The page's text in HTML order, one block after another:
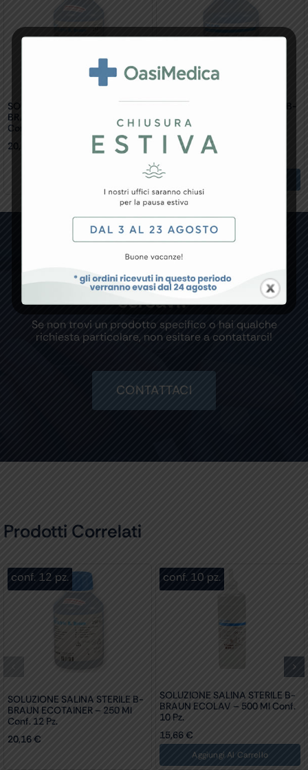
SOLUZIONE SALINA STERILE B-
BRAUN ECOTAINER – 250 Ml
Conf. 12 Pz.
20,16
SOLUZIONE SALINA STERILE B-
BRAUN ECOTAINER – 500 Ml
Conf. 10 Pz.
15,82€
Non hai trovato il prodotto che
cercavi?
Se non trovi un prodotto specifico o hai qualche
richiesta particolare, non esitare a contattarci!
CONTATTACI
Prodotti Correlati
conf. 12 pz.
SOLUZIONE SALINA STERILE B-
BRAUN ECOTAINER – 250 Ml
Conf. 12 Pz.
20,16€
conf. 10 pz.
SOLUZIONE SALINA STERILE B-
BRAUN ECOLAV – 500 Ml Conf.
10 Pz.
15,66€
Aggiungi Al Carrello